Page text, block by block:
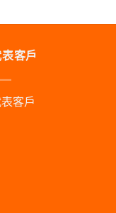
客戶
客戶